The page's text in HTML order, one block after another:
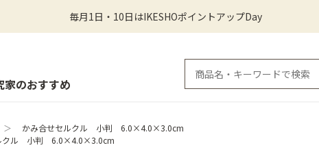
毎月1日・10日はIKESHOポイントアップDay
家のおすすめ
＞
かみ合せセルクル 小判 6.0×4.0×3.0cm
クル 小判 6.0×4.0×3.0cm